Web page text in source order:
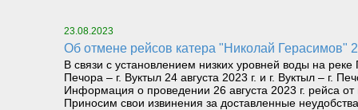
23.08.2023
Об отмене рейсов катера "Николай Герасимов"
В связи с установлением низких уровней воды на
Печора – г. Вуктыл 24 августа 2023 г. и г. Вуктыл – г.
Информация о проведении 26 августа 2023 г. рейса
Приносим свои извинения за доставленные